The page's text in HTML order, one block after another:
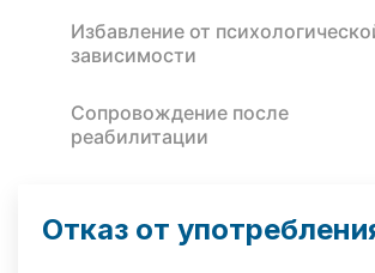
Избавление от
зависимости
Сопровождение после
реабилитации
Отказ от